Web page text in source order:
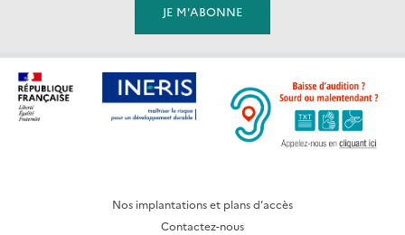
Nos implantations et plans d’accès
Contactez-nous